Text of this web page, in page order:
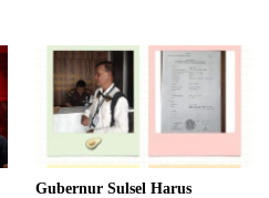
Gubernur Sulsel Harus